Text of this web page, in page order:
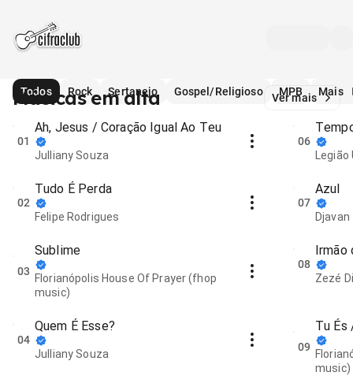
Todos Rock Sertanejo Gospel/Religioso MPB Mais
Músicas em alta Ver mais
01
Ah, Jesus / Coração Igual Ao Teu
Julliany Souza
02
Tudo É Perda
Felipe Rodrigues
03
Sublime
Florianópolis House Of Prayer (fhop
music)
04
Quem É Esse?
Julliany Souza
06
07
Azul
Djavan
08
Irmão
Zezé
09
Tu És
pourri)
music)